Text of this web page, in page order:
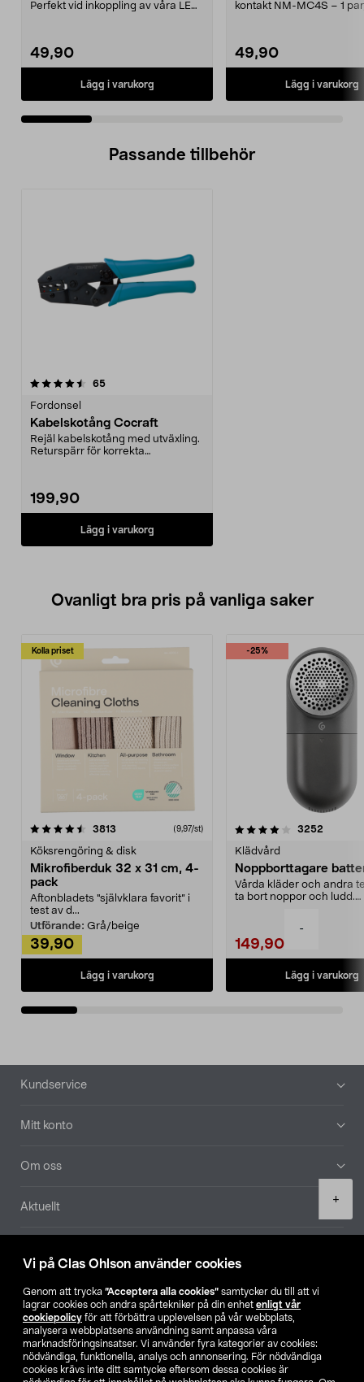
Vi på Clas Ohlson använder cookies
Genom att trycka ”Acceptera alla cookies” samtycker du till att vi
lagrar cookies och andra spårtekniker på din enhet enligt vår
cookiepolicy för att förbättra upplevelsen på vår webbplats,
analysera webbplatsens användning samt anpassa våra
marknadsföringsinsatser. Vi använder fyra kategorier av cookies:
nödvändiga, funktionella, analys och annonsering. För nödvändiga
cookies krävs inte ditt samtycke eftersom dessa cookies är
-
+
Perfekt vid inkoppling av våra LED-
49,90
Lägg i varukorg
kontakt NM-MC4S – 1
49,90
Lägg i varukorg
Passande tillbehör
65recensioner
Fordonsel
Kabelskotång Cocraft
Rejäl kabelskotång med utväxling.
Returspärr för korrekta
199,90
Lägg i varukorg
Ovanligt bra pris på vanliga saker
Kolla priset
3813 (9,97/st)
Köksrengöring & disk
Mikrofiberduk 32 x 31 cm, 4-
pack
Aftonbladets "självklara favorit” i
test av d...
Utförande: Grå/beige
39,90
Lägg i varukorg
-25%
4.0av 5 stjärnor 3252
Klädvård
Noppborttagare
Vårda kläder och andra
ta bort noppor och ludd.
149,90
Lägg i varukorg
4.5av 5 stjärnor
Sidfot
Kundservice
Mitt konto
Om oss
Aktuellt
Hitta butik
SE NO FI